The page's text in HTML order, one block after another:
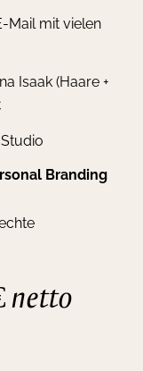
Mail mit vielen
Isaak (Haare +
Branding
netto